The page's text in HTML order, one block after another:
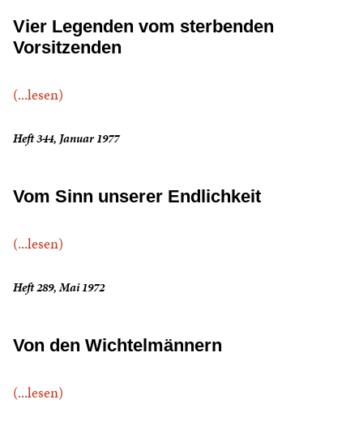
Vier Legenden vom sterbenden
Vorsitzenden
(...lesen)
Heft 344, Januar 1977
Vom Sinn unserer Endlichkeit
(...lesen)
Heft 289, Mai 1972
Von den Wichtelmännern
(...lesen)